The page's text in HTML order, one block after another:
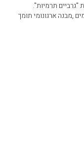
"גרביים תרמיות".
,מבנה ארגונומי תומך